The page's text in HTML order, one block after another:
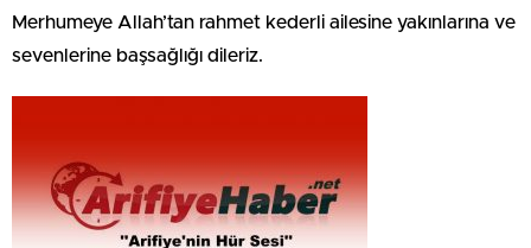
Merhumeye Allah’tan rahmet kederli ailesine yakınlarına ve
sevenlerine başsağlığı dileriz.